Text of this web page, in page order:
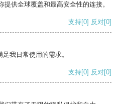
供全球覆盖和最高安全性的连接。
支持[0] 反对[0]
我日常使用的需求。
支持[0] 反对[0]